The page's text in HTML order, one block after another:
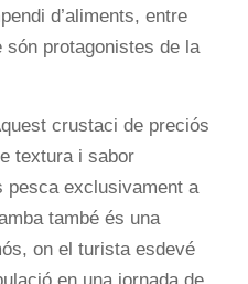
d’aliments, entre
protagonistes de la
crustaci de preciós
textura i sabor
pesca exclusivament a
també és una
on el turista esdevé
en una jornada de